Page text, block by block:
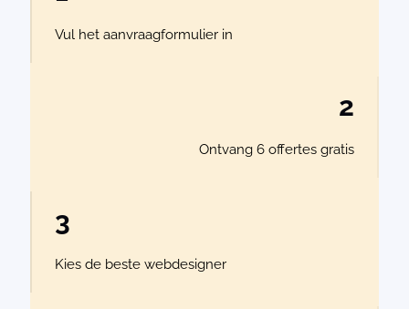
Vul het aanvraagformulier in
2
Ontvang 6 offertes gratis
3
Kies de beste webdesigner